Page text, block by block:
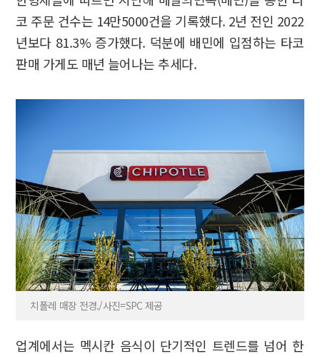
코 주문 건수는 14만5000건을 기록했다. 2년 전인 2022
년보다 81.3% 증가했다. 덕분에 배민에 입점하는 타코
판매 가게도 매년 늘어나는 추세다.
치폴레 매장 전경./사진=SPC 제공
업계에서는 멕시칸 음식이 단기적인 트렌드를 넘어 한